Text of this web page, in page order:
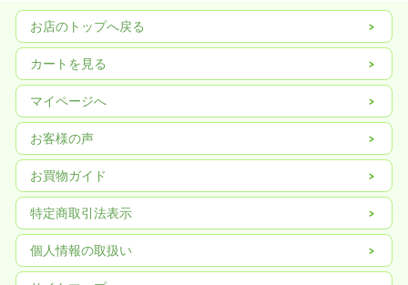
お店のトップへ戻る
カートを見る
マイページへ
お客様の声
お買物ガイド
特定商取引法表示
個人情報の取扱い